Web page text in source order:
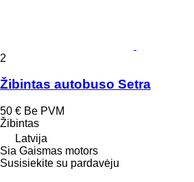
2
Žibintas autobuso Setra
50 € Be PVM
Žibintas
Latvija
Sia Gaismas motors
Susisiekite su pardavėju